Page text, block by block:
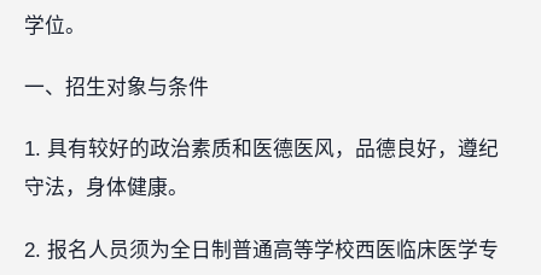
学位。
一、招生对象与条件
1. 具有较好的政治素质和医德医风，品德良好，遵纪
守法，身体健康。
2. 报名人员须为全日制普通高等学校西医临床医学专